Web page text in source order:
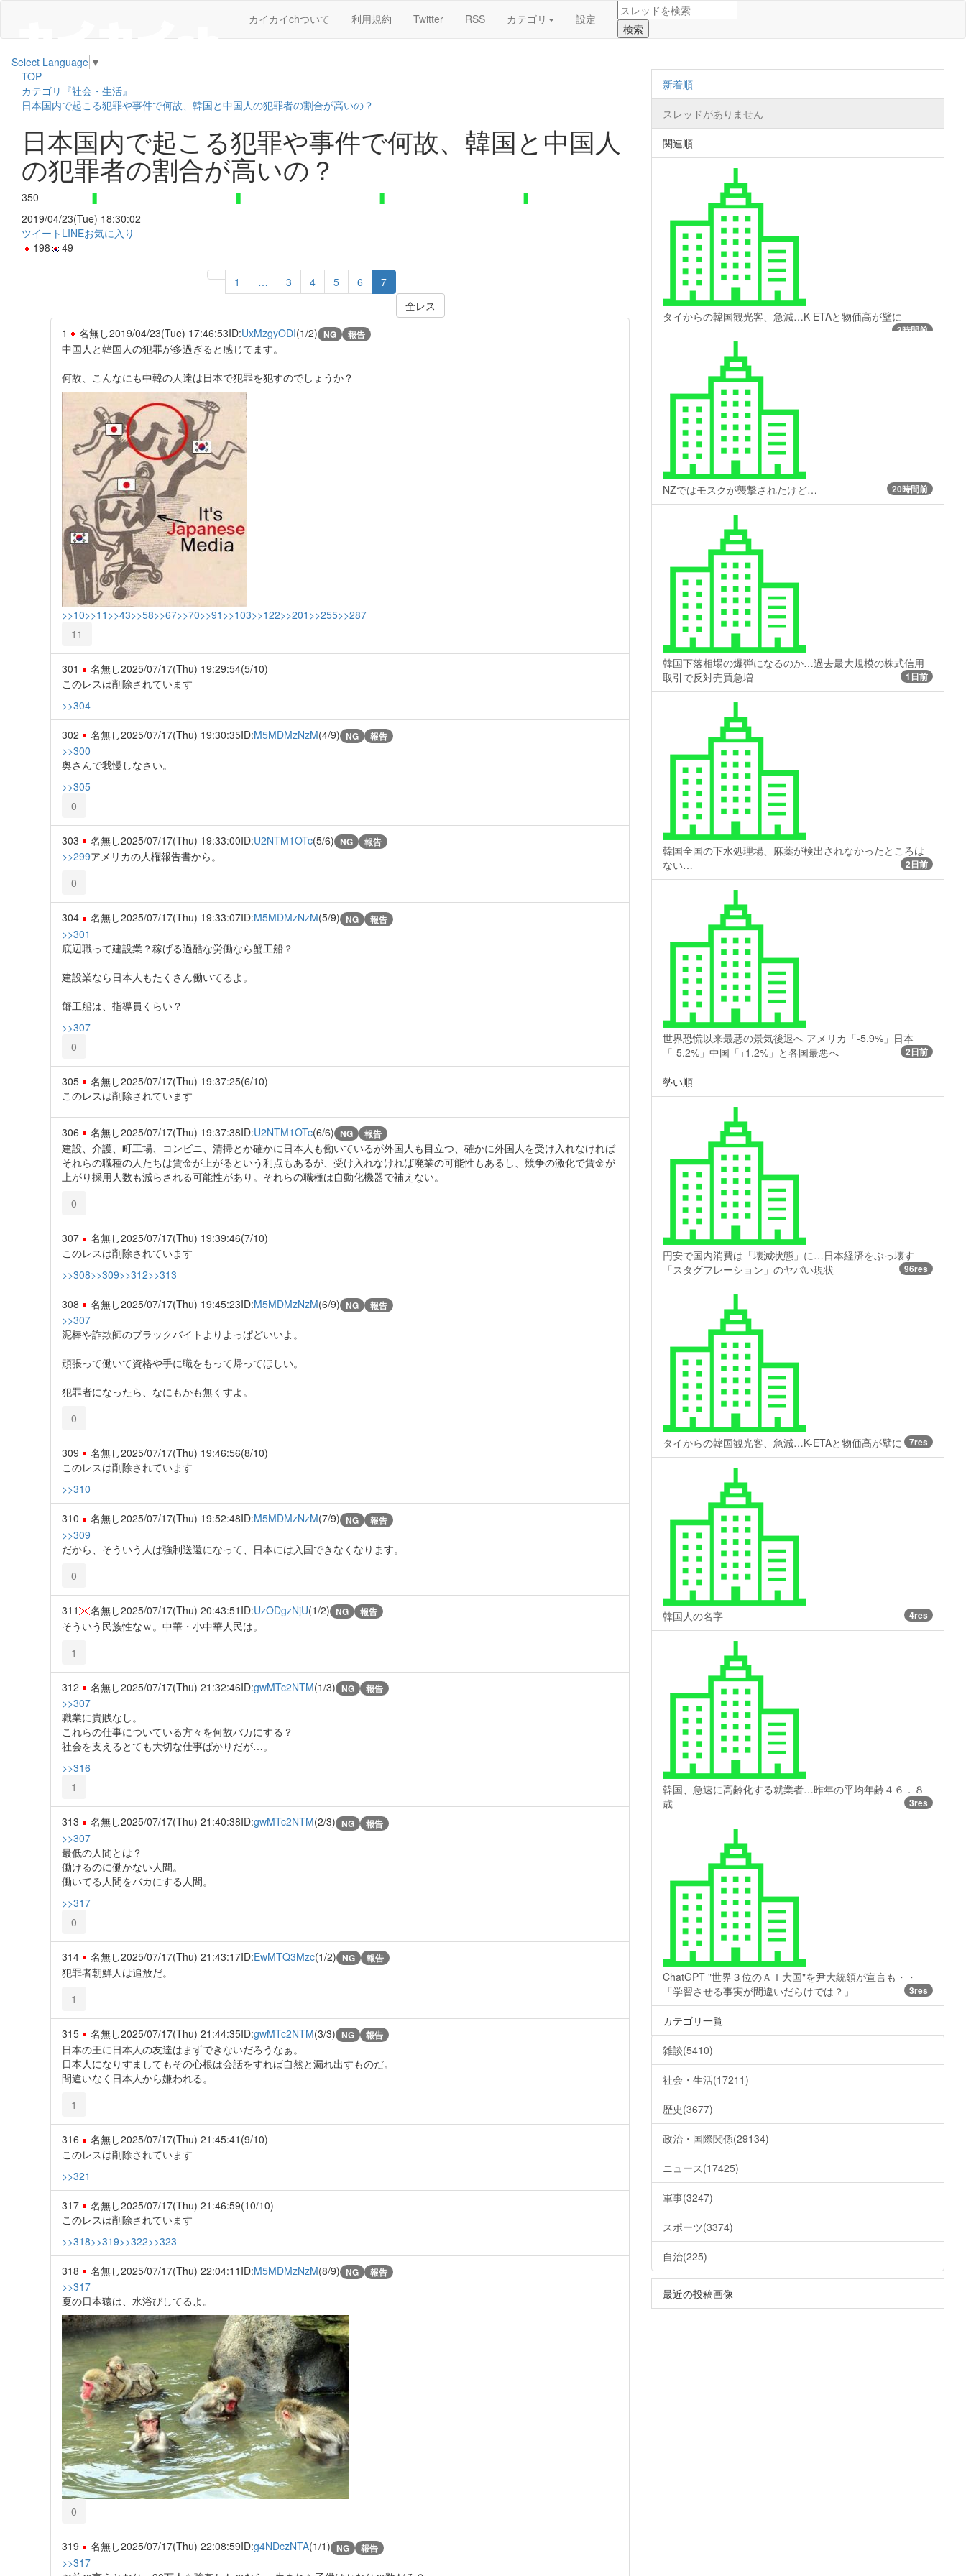
カイカイchついて 利用規約 Twitter RSS カテゴリ 設定
Select Language ▼
TOP
カテゴリ『社会・生活』
日本国内で起こる犯罪や事件で何故、韓国と中国人の犯罪者の割合が高いの？
日本国内で起こる犯罪や事件で何故、韓国と中国人
の犯罪者の割合が高いの？
350
2019/04/23(Tue) 18:30:02
ツイート LINEお気に入り
198
49
1 … 3 4 5 6
7
全レス
1
名無し2019/04/23(Tue) 17:46:53ID:UxMzgyODI(1/2) NG 報告
中国人と韓国人の犯罪が多過ぎると感じてます。
何故、こんなにも中韓の人達は日本で犯罪を犯すのでしょうか？
>>10>>11 >>43>>58>>67>>70>>91 >>103>>122>>201 >>255>>287
11
301 名無し2025/07/17(Thu) 19:29:54(5/10)
このレスは削除されています
>>304
302 名無し2025/07/17(Thu) 19:30:35ID:M5MDMzNzM(4/9) NG 報告
>>300
奥さんで我慢しなさい。
>>305
0
303 名無し2025/07/17(Thu) 19:33:00ID:U2NTM1OTc(5/6) NG 報告
>>299アメリカの人権報告書から。
0
304 名無し2025/07/17(Thu) 19:33:07ID:M5MDMzNzM(5/9) NG 報告
>>301
底辺職って建設業？稼げる過酷な労働なら蟹工船？
建設業なら日本人もたくさん働いてるよ。
蟹工船は、指導員くらい？
>>307
0
305 名無し2025/07/17(Thu) 19:37:25(6/10)
このレスは削除されています
306 名無し2025/07/17(Thu) 19:37:38ID:U2NTM1OTc(6/6) NG 報告
建設、介護、町工場、コンビニ、清掃とか確かに日本人も働いているが外国人も目立つ、確かに外国人を受け入れなければ
それらの職種の人たちは賃金が上がるという利点もあるが、受け入れなければ廃業の可能性もあるし、競争の激化で賃金が
上がり採用人数も減らされる可能性があり。それらの職種は自動化機器で補えない。
0
307 名無し2025/07/17(Thu) 19:39:46(7/10)
このレスは削除されています
>>308>>309>>312>>313
308 名無し2025/07/17(Thu) 19:45:23ID:M5MDMzNzM(6/9) NG 報告
>>307
泥棒や詐欺師のブラックバイトよりよっぱどいいよ。
頑張って働いて資格や手に職をもって帰ってほしい。
犯罪者になったら、なにもかも無くすよ。
0
309 名無し2025/07/17(Thu) 19:46:56(8/10)
このレスは削除されています
>>310
310 名無し2025/07/17(Thu) 19:52:48ID:M5MDMzNzM(7/9) NG 報告
>>309
だから、そういう人は強制送還になって、日本には入国できなくなります。
0
311 名無し2025/07/17(Thu) 20:43:51 ID:UzODgzNjU(1/2) NG 報告
そういう民族性なｗ。中華・小中華人民は。
1
312 名無し2025/07/17(Thu) 21:32:46ID:gwMTc2NTM(1/3) NG 報告
>>307
職業に貴賎なし。
これらの仕事についている方々を何故バカにする？
社会を支えるとても大切な仕事ばかりだが…。
>>316
1
313 名無し2025/07/17(Thu) 21:40:38ID:gwMTc2NTM(2/3) NG 報告
>>307
最低の人間とは？
働けるのに働かない人間。
働いてる人間をバカにする人間。
>>317
0
314 名無し2025/07/17(Thu) 21:43:17ID:EwMTQ3Mzc(1/2) NG 報告
犯罪者朝鮮人は追放だ。
1
315 名無し2025/07/17(Thu) 21:44:35ID:gwMTc2NTM(3/3) NG 報告
日本の王に日本人の友達はまずできないだろうなぁ。
日本人になりすましてもその心根は会話をすれば自然と漏れ出すものだ。
間違いなく日本人から嫌われる。
1
316 名無し2025/07/17(Thu) 21:45:41 (9/10)
このレスは削除されています
>>321
317 名無し2025/07/17(Thu) 21:46:59(10/10)
このレスは削除されています
>>318>>319>>322>>323
318 名無し2025/07/17(Thu) 22:04:11 ID:M5MDMzNzM(8/9) NG 報告
>>317
夏の日本猿は、水浴びしてるよ。
0
319 名無し2025/07/17(Thu) 22:08:59ID:g4NDczNTA(1/1) NG 報告
>>317
新着順
スレッドがありません
関連順
タイからの韓国観光客、急減…K-ETAと物価高が壁に
3時間前
NZではモスクが襲撃されたけど… 20時間前
韓国下落相場の爆弾になるのか…過去最大規模の株式信用
取引で反対売買急増
1日前
韓国全国の下水処理場、麻薬が検出されなかったところは
ない…
2日前
世界恐慌以来最悪の景気後退へ アメリカ「-5.9%」日本
「-5.2%」中国「+1.2%」と各国最悪へ
2日前
勢い順
円安で国内消費は「壊滅状態」に…日本経済をぶっ壊す
「スタグフレーション」のヤバい現状
96res
タイからの韓国観光客、急減…K-ETAと物価高が壁に 7res
韓国人の名字 4res
韓国、急速に高齢化する就業者…昨年の平均年齢４６．８
歳
3res
ChatGPT "世界３位のＡＩ大国"を尹大統領が宣言も・・
「学習させる事実が間違いだらけでは？」
3res
カテゴリ一覧
雑談(5410)
社会・生活(17211)
歴史(3677)
政治・国際関係(29134)
ニュース(17425)
軍事(3247)
スポーツ(3374)
自治(225)
最近の投稿画像